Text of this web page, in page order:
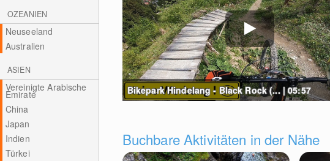
OZEANIEN
Neuseeland
Australien
ASIEN
Vereinigte Arabische
Emirate
China
Japan
Indien
Türkei
Bikepark Hindelang - Black Rock (... | 05:57
Buchbare Aktivitäten in der Nähe